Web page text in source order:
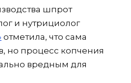
шпрот
и нутрициолог
отметила, что сама
но процесс копчения
вредным для